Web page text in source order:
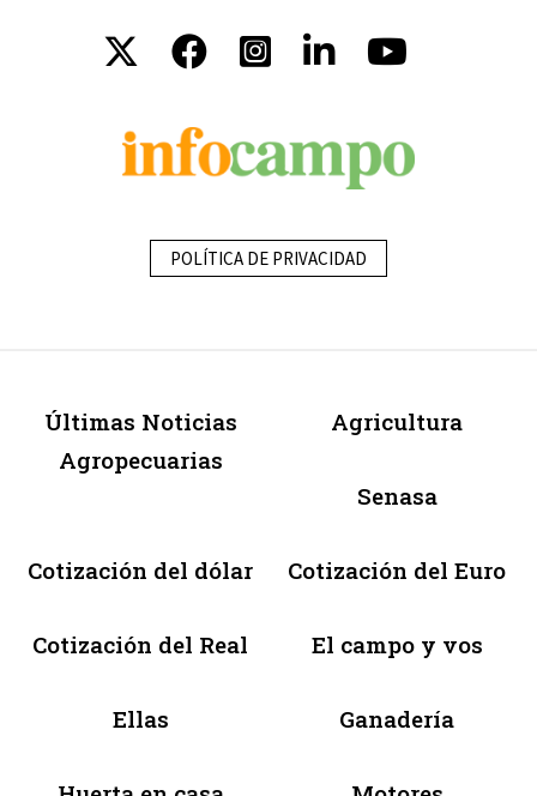
POLÍTICA DE PRIVACIDAD
Últimas Noticias
Agropecuarias
Agricultura
Senasa
Cotización del dólar Cotización del Euro
Cotización del Real El campo y vos
Ellas Ganadería